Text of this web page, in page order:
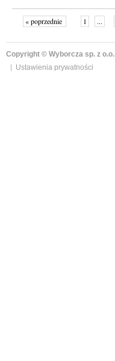
« poprzednie 1 ...
Copyright © Wyborcza sp. z o.o.
Ustawienia prywatności